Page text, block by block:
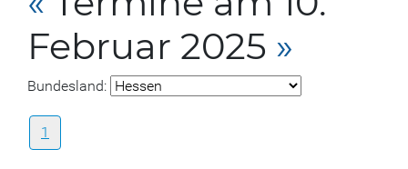
Februar 2025 »
Bundesland:
1